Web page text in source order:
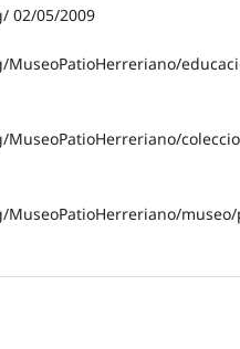
02/05/2009